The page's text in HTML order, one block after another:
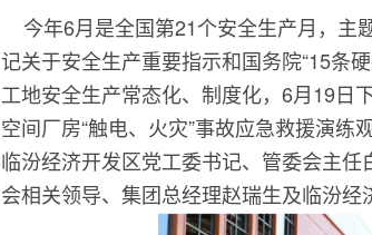
今年6月是全国第21个安全生产月，主
记关于安全生产重要指示和国务院“15条
工地安全生产常态化、制度化，6月19日
空间厂房“触电、火灾”事故应急救援演
临汾经济开发区党工委书记、管委会主
会相关领导、集团总经理赵瑞生及临汾